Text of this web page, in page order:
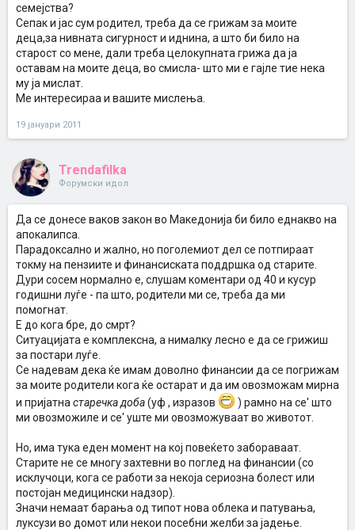
семејства?
Сепак и јас сум родител, треба да се грижам за моите
деца,за нивната сигурност и иднина, а што би било на
старост со мене, дали треба целокупната грижа да ја
оставам на моите деца, во смисла- што ми е гајле тие нека
му ја мислат.
Ме интересираа и вашите мислења.
19 јануари 2011
Trendafilka
Форумски идол
Да се донесе ваков закон во Македонија би било еднакво на
апокалипса.
Парадоксално и жално, но поголемиот дел се потпираат
токму на пензиите и финансиската поддршка од старите.
Дури сосем нормално е, слушам коментари од 40 и кусур
годишни луѓе - па што, родители ми се, треба да ми
помогнат.
Е до кога бре, до смрт?
Ситуацијата е комплексна, а нималку лесно е да се грижиш
за постари луѓе.
Се надевам дека ќе имам доволно финансии да се погрижам
за моите родители кога ќе остарат и да им овозможам мирна
и пријатна старечка доба(уф , изразов
) рамно на се' што
ми овозможиле и се' уште ми овозможуваат во животот.
Но, има тука еден момент на кој повеќето забораваат.
Старите не се многу захтевни во поглед на финансии (со
исклучоци, кога се работи за некоја сериозна болест или
постојан медицински надзор).
Значи немаат барања од типот нова облека и патувања,
луксузи во домот или некои посебни желби за јадење.